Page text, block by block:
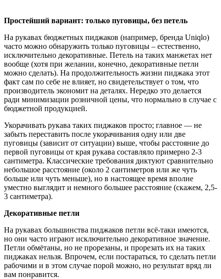
Простейший вариант: только пуговицы, без петель
На рукавах бюджетных пиджаков (например, бренда Uniqlo)
часто можно обнаружить только пуговицы – естественно,
исключительно декоративные. Петель на таких манжетах нет
вообще (хотя при желании, конечно, декоративные петли
можно сделать). На продолжительность жизни пиджака этот
факт сам по себе не влияет, но свидетельствует о том, что
производитель экономит на деталях. Нередко это делается
ради минимизации розничной цены, что нормально в случае с
бюджетной продукцией.
Укорачивать рукава таких пиджаков просто; главное — не
забыть переставить после укорачивания одну или две
пуговицы (зависит от ситуации) выше, чтобы расстояние до
первой пуговицы от края рукава составляло примерно 2-3
сантиметра. Классические требования диктуют сравнительно
небольшое расстояние (около 2 сантиметров или же чуть
больше или чуть меньше), но в настоящее время вполне
уместно выглядит и немного большее расстояние (скажем, 2,5-
3 сантиметра).
Декоративные петли
На рукавах большинства пиджаков петли всё-таки имеются,
но они часто играют исключительно декоративное значение.
Петли обмётаны, но не прорезаны, и прорезать их на таких
пиджаках нельзя. Впрочем, если постараться, то сделать петли
рабочими и в этом случае порой можно, но результат вряд ли
вам понравится.